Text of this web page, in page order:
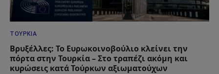
ΤΟΥΡΚΊΑ
Βρυξέλλες: Το Ευρωκοινοβούλιο κλείνει την
πόρτα στην Τουρκία – Στο τραπέζι ακόμη και
κυρώσεις κατά Τούρκων αξιωματούχων